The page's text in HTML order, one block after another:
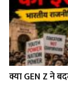
क्या GEN Z ने